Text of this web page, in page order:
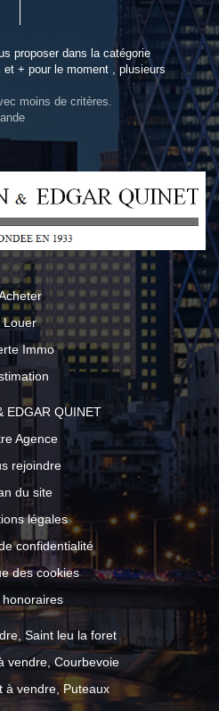
proposer dans la catégorie
+ pour le moment , plusieurs
moins de critères.
Louer
Immo
EDGAR QUINET
Agence
rejoindre
du site
légales
confidentialité
des cookies
honoraires
Saint leu la foret
vendre, Courbevoie
à vendre, Puteaux